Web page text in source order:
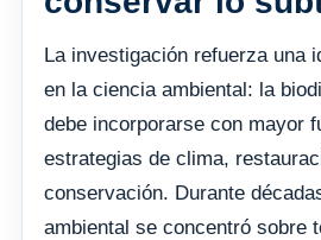
La investigación refuerza una
en la ciencia ambiental: la
debe incorporarse con mayor
estrategias de clima,
conservación. Durante
ambiental se concentró sobre